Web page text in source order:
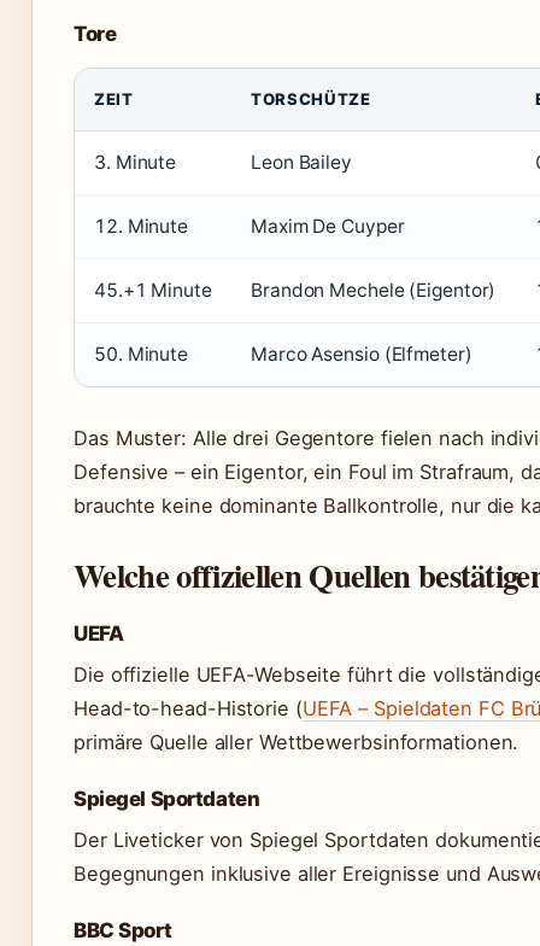
Tore
ZEIT TORSCHÜTZE
3. Minute Leon Bailey
12. Minute Maxim De Cuyper
45.+1 Minute Brandon Mechele (Eigentor)
50. Minute Marco Asensio (Elfmeter)
Das Muster: Alle drei Gegentore fielen nach
Defensive – ein Eigentor, ein Foul im Strafraum,
brauchte keine dominante Ballkontrolle, nur die
Welche offiziellen Quellen
UEFA
Die offizielle UEFA-Webseite führt die
Head-to-head-Historie (UEFA – Spieldaten FC
primäre Quelle aller Wettbewerbsinformationen.
Spiegel Sportdaten
Der Liveticker von Spiegel Sportdaten
Begegnungen inklusive aller Ereignisse und
BBC Sport